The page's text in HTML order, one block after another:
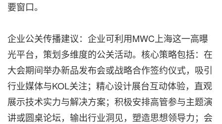
要窗口。
企业公关传播建议：企业可利用MWC上海这一高曝
光平台，策划多维度的公关活动。核心策略包括：在
大会期间举办新品发布会或战略合作签约仪式，吸引
行业媒体与KOL关注；精心设计展台互动体验，直观
展示技术实力与解决方案；积极安排高管参与主题演
讲或圆桌论坛，输出行业洞见，塑造思想领导力；会